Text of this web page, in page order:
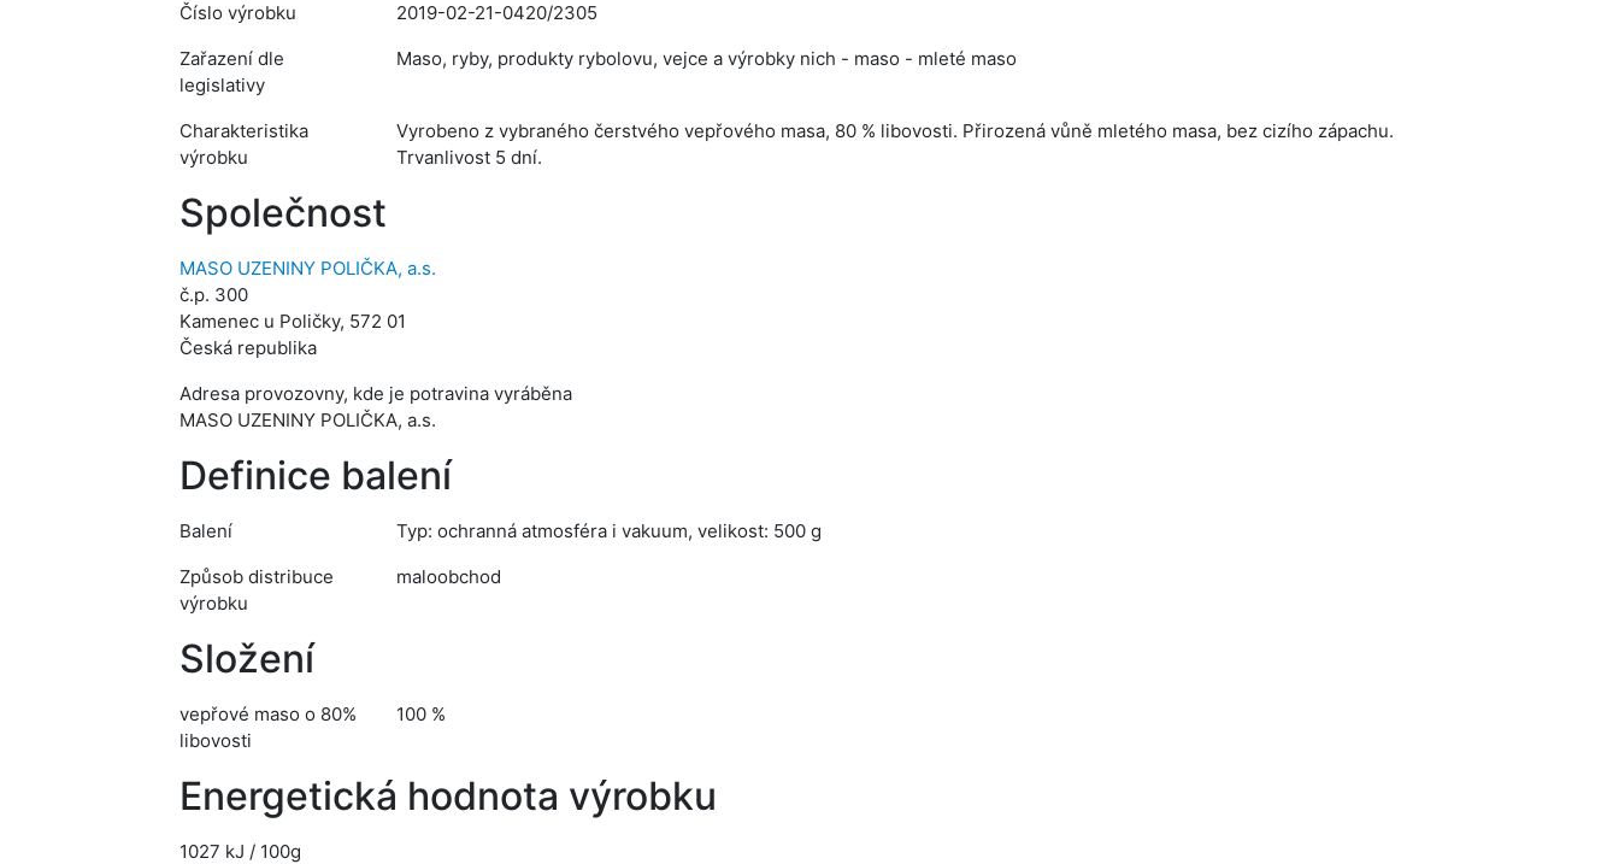
Číslo výrobku
2019-02-21-0420/2305
Zařazení dle
legislativy
Maso, ryby, produkty rybolovu, vejce a výrobky nich - maso - mleté maso
Charakteristika
výrobku
Vyrobeno z vybraného čerstvého vepřového masa, 80 % libovosti. Přirozená vůně mletého masa, bez cizího zápachu.
Trvanlivost 5 dní.
Společnost
MASO UZENINY POLIČKA, a.s.
č.p. 300
Kamenec u Poličky, 572 01
Česká republika
Adresa provozovny, kde je potravina vyráběna
MASO UZENINY POLIČKA, a.s.
Definice balení
Balení
Typ: ochranná atmosféra i vakuum, velikost: 500 g
Způsob distribuce
výrobku
maloobchod
Složení
vepřové maso o 80%
libovosti
100 %
Energetická hodnota výrobku
1027 kJ / 100g